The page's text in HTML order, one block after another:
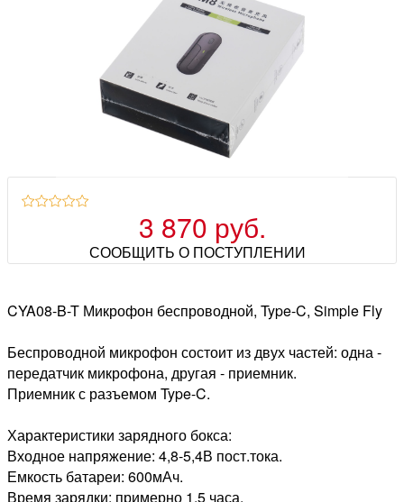
3 870 руб.
СООБЩИТЬ О ПОСТУПЛЕНИИ
CYA08-B-T Микрофон беспроводной, Type-C, Simple Fly
Беспроводной микрофон состоит из двух частей: одна -
передатчик микрофона, другая - приемник.
Приемник с разъемом Type-C.
Характеристики зарядного бокса:
Входное напряжение: 4,8-5,4В пост.тока.
Емкость батареи: 600мАч.
Время зарядки: примерно 1,5 часа.